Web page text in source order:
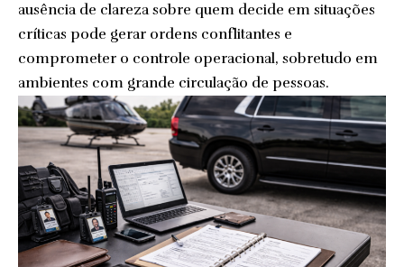
ausência de clareza sobre quem decide em situações
críticas pode gerar ordens conflitantes e
comprometer o controle operacional, sobretudo em
ambientes com grande circulação de pessoas.